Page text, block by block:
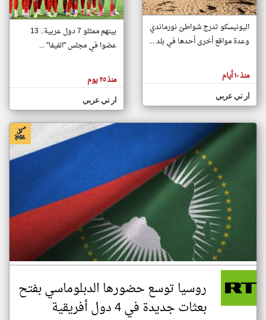
تغيير الدولة
اخبار جزر القمر على مدار الساعة
أهم اخبار جزر القمر العاجلة والمباشرة
هنا عن
وجهة
كاتبيها.
اليونيسكو تدرج شواطئ نورماندي
وعدة مواقع أخرى أحدها في بلد ...
منذ ١٠ أيام
ار تي عربي
بينهم ممثلو 7 دول عربية.. 13
عضوا في مجلس "الفيفا" ...
منذ ٢٥ يوم
ار تي عربي
روسيا توسع حضورها الدبلوماسي بفتح
بعثات جديدة في 4 دول أفريقية
klyoum.com